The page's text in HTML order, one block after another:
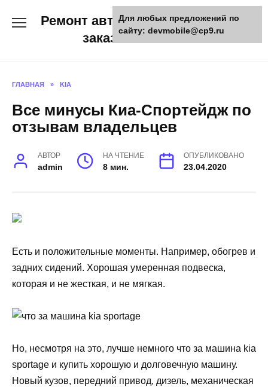
Ремонт авто и мото техники,
заказ запчастей
ГЛАВНАЯ » KIA
Все минусы Киа-Спортейдж по
отзывам владельцев
АВТОР
admin
НА ЧТЕНИЕ
8 мин.
ОПУБЛИКОВАНО
23.04.2020
Есть и положительные моменты. Например, обогрев и
задних сидений. Хорошая умеренная подвеска,
которая и не жесткая, и не мягкая.
Но, несмотря на это, лучше немного что за машина kia
sportage и купить хорошую и долговечную машину.
Новый кузов, передний привод, дизель, механическая
Для любых предложений по
сайту: devmobile@cp9.ru